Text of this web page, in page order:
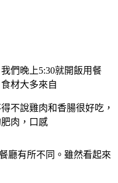
們晚上5:30就開飯用餐
材大多來自
不說雞肉和香腸很好吃，
肉，口感
廳有所不同。雖然看起來